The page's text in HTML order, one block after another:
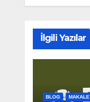
İlgili Yazılar
BLOG MAKALE